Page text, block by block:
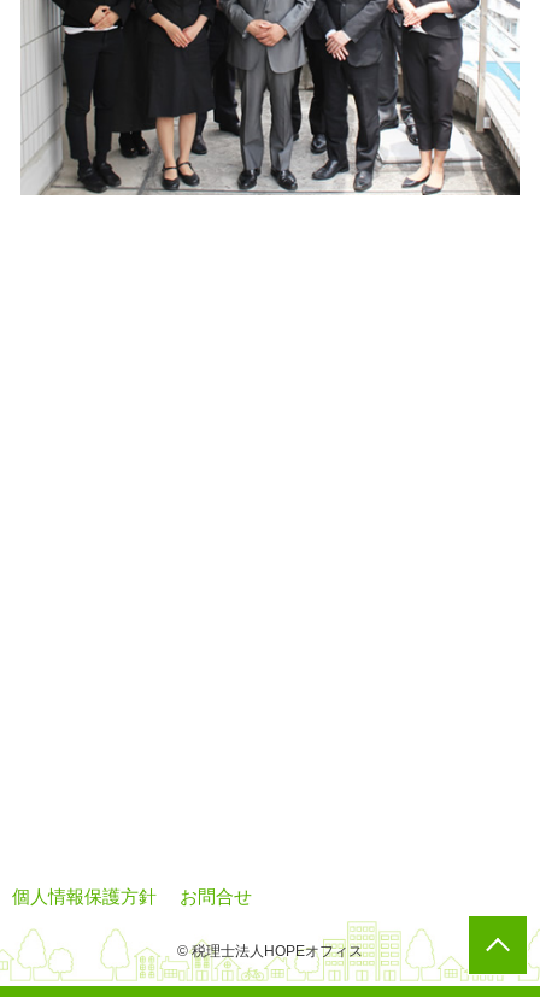
個人情報保護方針 お問合せ
© 税理士法人HOPEオフィス